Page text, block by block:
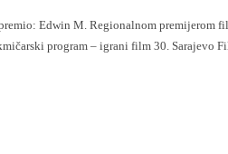
premijerom filma REDAKCIJA režisera Romana Bondarchuka, večeras u 19 sati u Narodnom pozorištu Sarajevo, bit će nastavljen
program – igrani film 30. Sarajevo